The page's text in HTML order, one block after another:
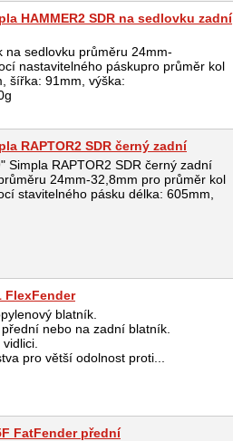
HAMMER2 SDR na sedlovku zadní
na sedlovku průměru 24mm-
nastavitelného páskupro průměr kol
šířka: 91mm, výška:
RAPTOR2 SDR černý zadní
Simpla RAPTOR2 SDR černý zadní
24mm-32,8mm pro průměr kol
stavitelného pásku délka: 605mm,
FlexFender
blatník.
nebo na zadní blatník.
pro větší odolnost proti...
FatFender přední